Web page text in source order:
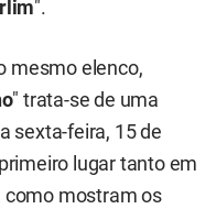
".
mesmo elenco,
" trata-se de uma
sexta-feira, 15 de
lugar tanto em
como mostram os